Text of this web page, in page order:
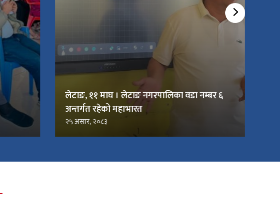
लेटाङ, ११ माघ । लेटाङ नगरपालिका वडा नम्बर ६
अन्तर्गत रहेको महाभारत
२५ असार, २०८३